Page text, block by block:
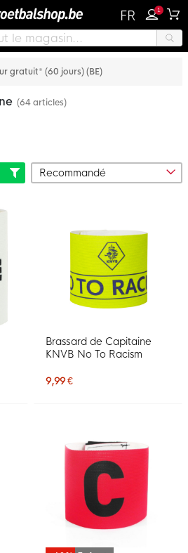
FR 1
gratuit* (60 jours) (BE)
(64 articles)
Brassard de Capitaine
KNVB No To Racism
9,99 €